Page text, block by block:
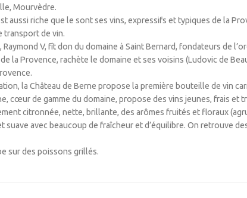
Mourvèdre.
aussi riche que le sont ses vins, expressifs et typiques de la
transport de vin.
V, fît don du domaine à Saint Bernard, fondateurs de
la Provence, rachète le domaine et ses voisins (Ludovic de
la Château de Berne propose la première bouteille de vin
cœur de gamme du domaine, propose des vins jeunes, frais et
citronnée, nette, brillante, des arômes fruités et floraux
suave avec beaucoup de fraîcheur et d’équilibre. On retrouve
sur des poissons grillés.